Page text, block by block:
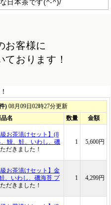
日本茶です(^-^)/
お客様に
ております！